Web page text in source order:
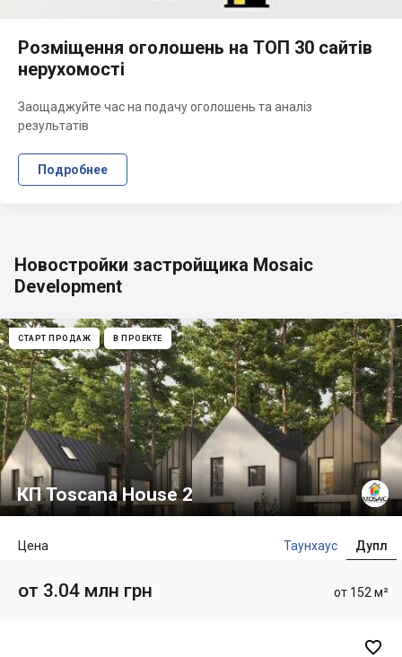
Розміщення оголошень на ТОП 30 сайтів
нерухомості
Заощаджуйте час на подачу оголошень та аналіз
результатів
Подробнее
Новостройки застройщика Mosaic
Development
СТАРТ ПРОДАЖ В ПРОЕКТЕ
КП Toscana House 2
Таунхаус Дупл
Цена
от 152 м²
от 3.04 млн грн
